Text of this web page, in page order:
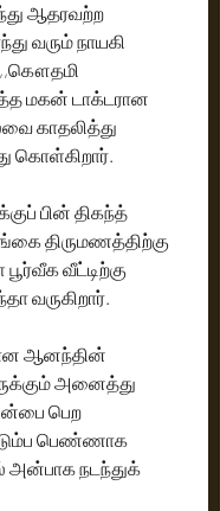
ஆதரவற்ற
வரும் நாயகி
மகன் டாக்டரான
காதலித்து
கொள்கிறார்.
பின் திகந்த்
திருமணத்திற்கு
வீட்டிற்கு
வருகிறார்.
ஆனந்தின்
அனைத்து
பெற
பெண்ணாக
அன்பாக நடந்துக்